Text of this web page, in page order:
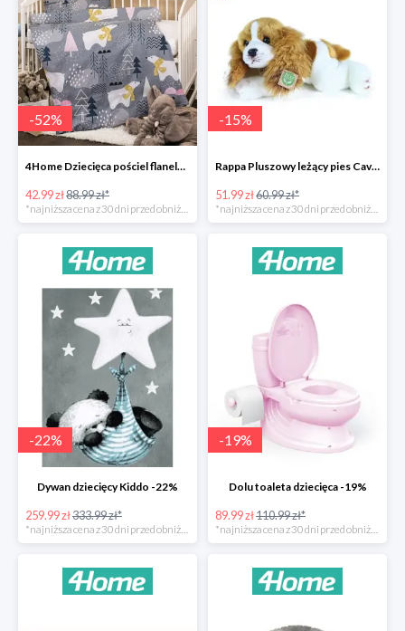
-52%
4Home Dziecięca pościel flanelowa do łóżeczka Nordic Bear -52%
42.99 zł88.99 zł*
-15%
Rappa Pluszowy leżący pies Cavalier King Charles Spaniel -15%
51.99 zł60.99 zł*
-22%
Dywan dziecięcy Kiddo -22%
259.99 zł333.99 zł*
*najniższa cena z 30 dni przed obniżką
-19%
Dolu toaleta dziecięca -19%
89.99 zł110.99 zł*
*najniższa cena z 30 dni przed obniżką